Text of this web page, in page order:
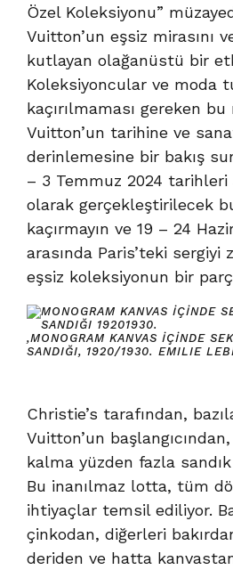
Özel Koleksiyonu”
Vuitton’un eşsiz mirasını
kutlayan olağanüstü bir
Koleksiyoncular ve moda
kaçırılmaması gereken
Vuitton’un tarihine ve
derinlemesine bir bakış
– 3 Temmuz 2024 tarihleri
olarak gerçekleştirilecek
kaçırmayın ve 19 – 24
arasında Paris’teki sergiyi
eşsiz koleksiyonun bir
,MONOGRAM KANVAS İÇINDE
SANDIĞI, 1920/1930. EMILIE
Christie’s tarafından,
Vuitton’un
kalma yüzden fazla
Bu inanılmaz lotta, tüm
ihtiyaçlar temsil ediliyor.
çinkodan, diğerleri
deriden ve hatta kanvastan